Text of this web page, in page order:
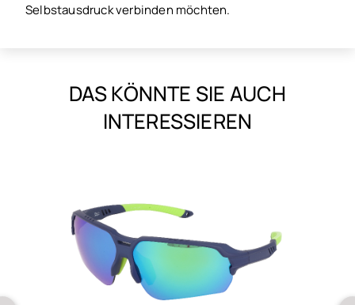
Selbstausdruck verbinden möchten.
DAS KÖNNTE SIE AUCH
INTERESSIEREN